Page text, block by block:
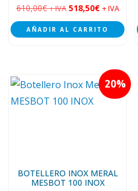
610,00€ + IVA 518,50€ + IVA
AÑADIR AL CARRITO
20
BOTELLERO INOX MERAL
MESBOT 100 INOX